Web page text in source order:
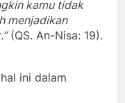
kamu tidak
menjadikan
(QS. An-Nisa: 19).
ini dalam